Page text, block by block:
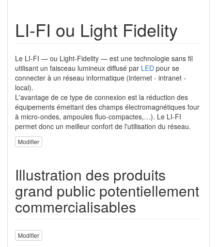
LI-FI ou Light Fidelity
Le LI-FI — ou Light-Fidelity — est une technologie sans fil
utilisant un faisceau lumineux diffusé par LED pour se
connecter à un réseau informatique (internet - intranet -
local).
L'avantage de ce type de connexion est la réduction des
équipements émettant des champs électromagnétiques four
à micro-ondes, ampoules fluo-compactes,…). Le LI-FI
permet donc un meilleur confort de l'utilisation du réseau.
Modifier
Illustration des produits
grand public potentiellement
commercialisables
Modifier